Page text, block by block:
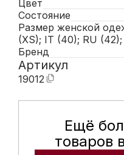
Цвет
Состояние
Размер женской
(XS); IT (40); RU
Бренд
Артикул
19012
Ещё
товаров